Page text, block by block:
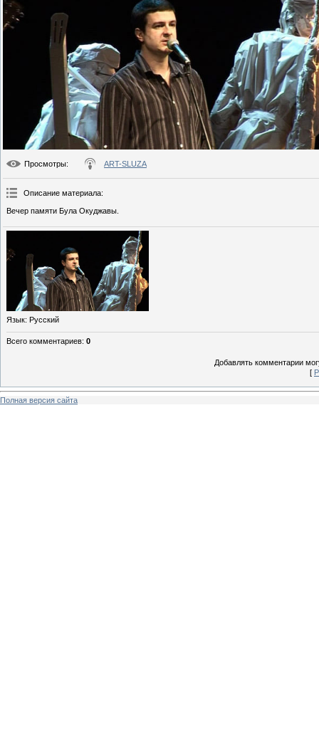
Просмотры: ART-SLUZA
Описание материала:
Вечер памяти Була Окуджавы.
Язык: Русский
Всего комментариев: 0
Добавлять комментарии
[
Полная версия сайта